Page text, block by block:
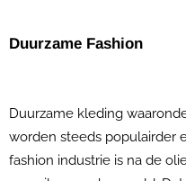
Duurzame Fashion
Duurzame kleding
worden steeds populairder
fashion industrie is na de